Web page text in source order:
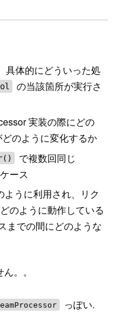
具体的にどういった処
の当該箇所が実行さ
実装の際にどの
どのように変化するか
で複数回同じ
ース
ように利用され、リク
のように動作している
までの間にどのような
。。
っぽい.